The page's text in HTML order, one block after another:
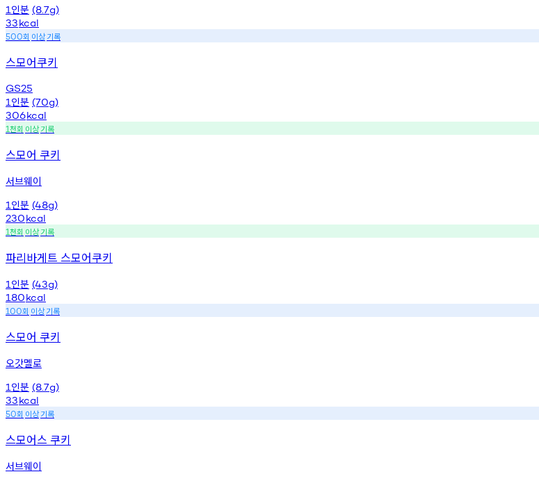
1 인분 (8.7g)
33kcal
500회 이상기록
스모어쿠키
GS25
1 인분 (70g)
306kcal
1천회 이상기록
스모어 쿠키
서브웨이
1 인분 (48g)
230kcal
1천회 이상기록
파리바게트 스모어쿠키
1 인분 (43g)
180kcal
100회 이상기록
스모어 쿠키
오갓멜로
1 인분 (8.7g)
33kcal
50회 이상기록
스모어스 쿠키
서브웨이